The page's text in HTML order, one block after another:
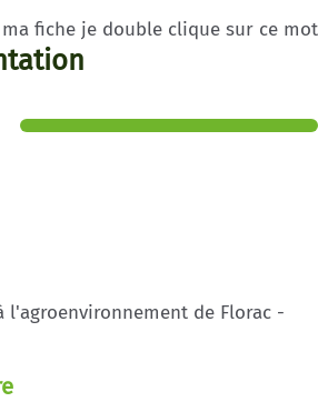
fiche je double clique sur ce mot
de Florac -